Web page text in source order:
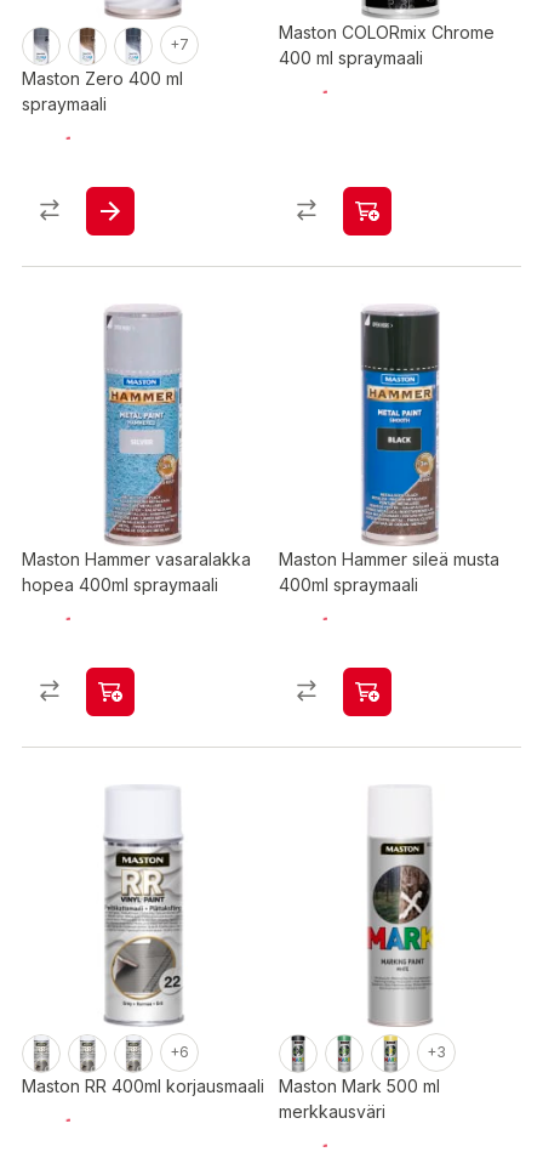
+7
Maston Zero 400 ml
spraymaali
Maston COLORmix Chrome
400 ml spraymaali
Maston Hammer vasaralakka
hopea 400ml spraymaali
Maston Hammer sileä musta
400ml spraymaali
+6
Maston RR 400ml korjausmaali
+3
Maston Mark 500 ml
merkkausväri